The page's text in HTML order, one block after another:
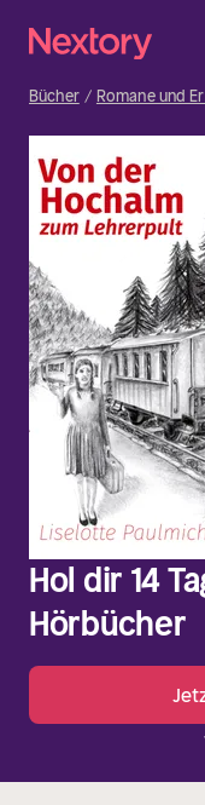
Bücher Romane und
Hol dir 14
Hörbücher